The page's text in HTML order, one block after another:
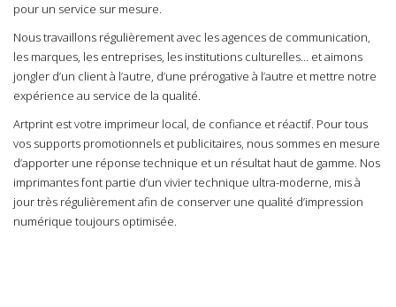
pour un service sur mesure.
Nous travaillons régulièrement avec les agences de communication,
les marques, les entreprises, les institutions culturelles… et aimons
jongler d’un client à l’autre, d’une prérogative à l’autre et mettre notre
expérience au service de la qualité.
Artprint est votre imprimeur local, de confiance et réactif. Pour tous
vos supports promotionnels et publicitaires, nous sommes en mesure
d’apporter une réponse technique et un résultat haut de gamme. Nos
imprimantesfont partie d’un vivier technique ultra-moderne, mis à
jour très régulièrement afin de conserver une qualité d’impression
numérique toujours optimisée.